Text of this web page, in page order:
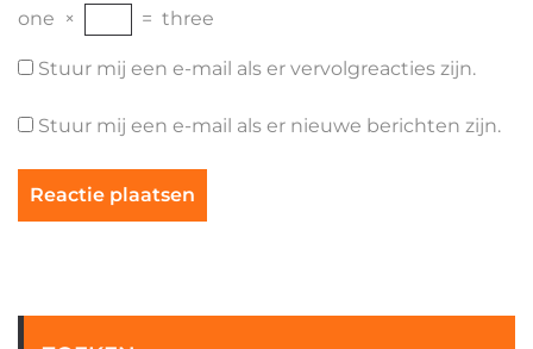
one × = three
Stuur mij een e-mail als er vervolgreacties zijn.
Stuur mij een e-mail als er nieuwe berichten zijn.